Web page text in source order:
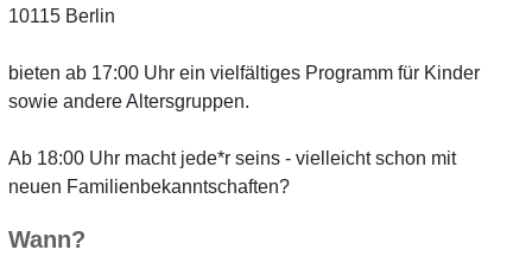
10115 Berlin
bieten ab 17:00 Uhr ein vielfältiges Programm für Kinder
sowie andere Altersgruppen.
Ab 18:00 Uhr macht jede*r seins - vielleicht schon mit
neuen Familienbekanntschaften?
Wann?